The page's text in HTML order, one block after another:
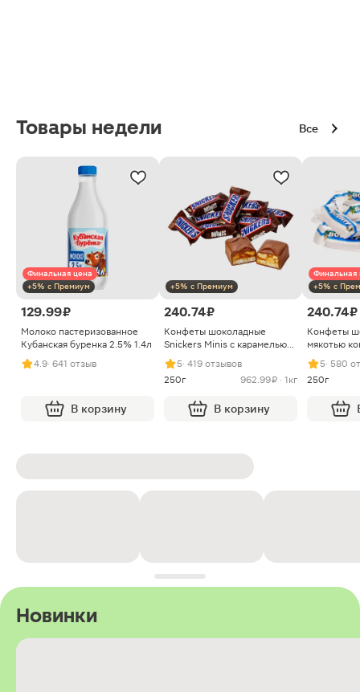
Товары недели Все
Финальная цена
+5% с Премиум
129.99 ₽
Молоко пастеризованное
Кубанская буренка 2.5% 1.4л
4.9· 641 отзыв
В корзину
+5% с Премиум
240.74 ₽
Конфеты шоколадные
Snickers Minis с карамелью
арахисом и нугой
5· 419 отзывов
250г
962.99 ₽ · 1кг
В корзину
Финальная
+5% с
240.74 ₽
Конфеты
мякотью
5· 580
250г
Новинки